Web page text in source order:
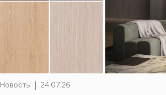
Новость 24.07.26